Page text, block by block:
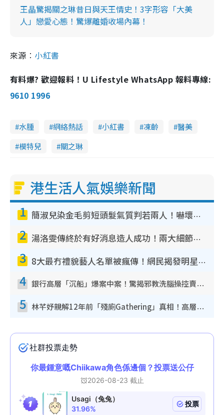
王晶驚揭關之琳昔日與天王情史！3字形容「大美
人」戀愛心態！驚爆離婚收場內幕！
來源︰ 小紅書
有料爆? 歡迎報料！U Lifestyle WhatsApp 報料專線:
9610 1996
水腫 網絡熱話 小紅書 凍齡
醫美
模特兒
關之琳
港生活人氣娛樂新聞
1 簡淑兒染金毛剪短頭髮氣質判若兩人！嚇壞老公麥大力都認唔出：「你做咩事？」
2 湯洛雯傳終於有好消息造人成功！兩大細節曝孕味極濃惹猜測：大肚婆先會咁！
3 8大最冇禮貌藝人名單被瘋傳！網民揭發明星真面目 一致數臭呢位係無品天花板？
4 銀行高層「沉船」爆案中案！驚揭邪教洗腦操控賣淫被吞600萬 幕後黑手講多錯多
5 林芊妤親解12年前「殘廁Gathering」真相！高層解約一句話重創尊嚴至今拒返TVB